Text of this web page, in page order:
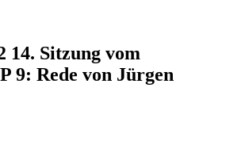
14. Sitzung vom
9: Rede von Jürgen